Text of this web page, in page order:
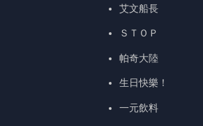
艾文船長
ＳＴＯＰ
帕奇大陸
生日快樂！
一元飲料